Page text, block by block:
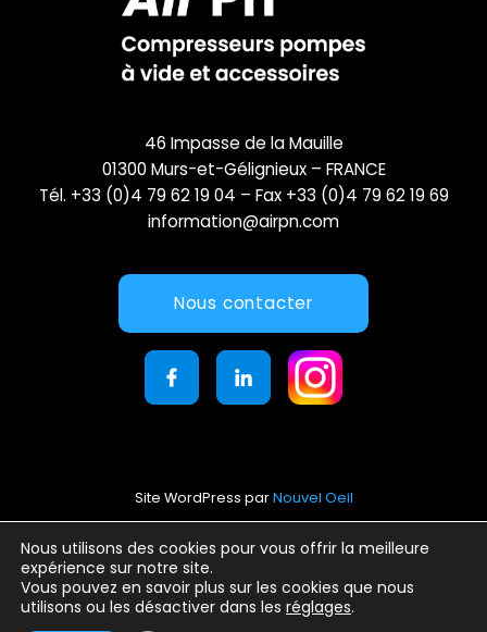
Nous utilisons des cookies pour vous offrir la meilleure
expérience sur notre site.
Vous pouvez en savoir plus sur les cookies que nous
utilisons ou les désactiver dans les réglages.
46 Impasse de la Mauille
01300 Murs-et-Gélignieux – FRANCE
Tél. +33 (0)4 79 62 19 04 – Fax +33 (0)4 79 62 19 69
information@airpn.com
Nous contacter
Site WordPress parNouvel Oeil
Mentions légales
Conditions générales d’utilisation
Politique de confidentialité